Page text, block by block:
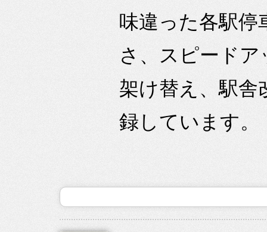
味違った各駅停
さ、スピード
架け替え、駅舎
録しています。